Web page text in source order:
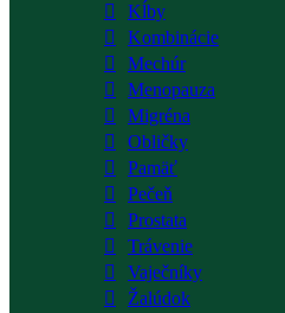
Kĺby
Kombinácie
Mechúr
Menopauza
Migréna
Obličky
Pamäť
Pečeň
Prostata
Trávenie
Vaječníky
Žalúdok